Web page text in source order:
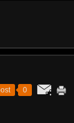
0